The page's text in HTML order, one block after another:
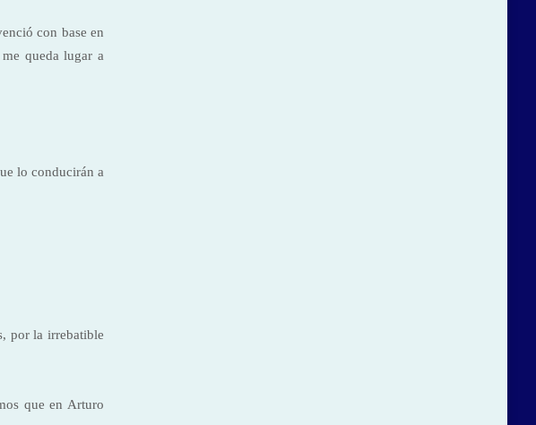
con base en
queda lugar a
lo conducirán a
por la irrebatible
que en Arturo